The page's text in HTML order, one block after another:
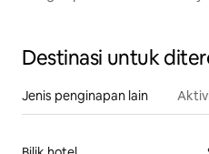
Destinasi untuk
Jenis penginapan lain